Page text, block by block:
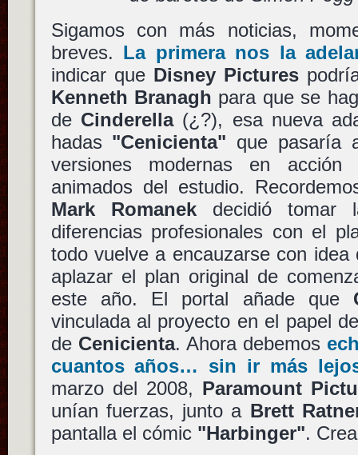
Sigamos con más noticias,
breves. La primera nos la
indicar que Disney Pictures
Kenneth Branagh para que se
de Cinderella(¿?), esa nueva
hadas "Cenicienta" que pasaría
versiones modernas en
animados del estudio.
Mark Romanekdecidió tomar
diferencias profesionales con el
todo vuelve a encauzarse con
aplazar el plan original de
este año. El portal añade que
vinculada al proyecto en el papel
de Cenicienta. Ahora debemos
cuantos años… sin ir más
marzo del 2008, Paramount
unían fuerzas, junto a Brett
pantalla el cómic "Harbinger".